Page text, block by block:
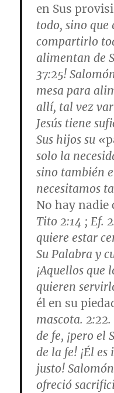
en Sus
todo, sino que
compartirlo
alimentan de
37:25!
mesa para
allí, tal vez
Jesús tiene
Sus hijos su «
solo la
sino también
necesitamos
No hay nadie
Tito 2:14 ; Ef.
quiere estar
Su Palabra y
¡Aquellos que
quieren
él en su
mascota. 2:22.
de fe, ¡pero el
de la fe! ¡Él
justo!
ofreció